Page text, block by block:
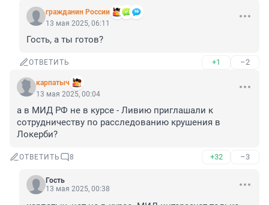
гражданин России
13 мая 2025, 06:11
Гость, а ты готов?
ОТВЕТИТЬ +1 –2
карпатыч
13 мая 2025, 00:04
а в МИД РФ не в курсе - Ливию приглашали к
сотрудничеству по расследованию крушения в
Локерби?
ОТВЕТИТЬ 8 +32 –3
Гость
13 мая 2025, 00:38